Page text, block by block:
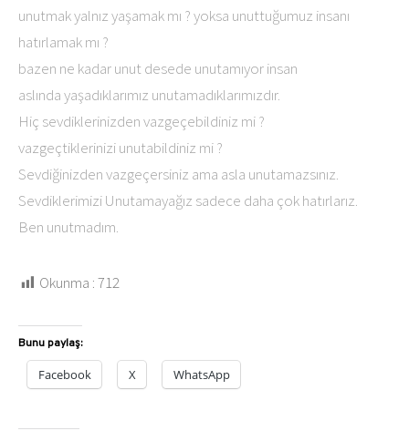
unutmak yalnız yaşamak mı ? yoksa unuttuğumuz insanı
hatırlamak mı ?
bazen ne kadar unut desede unutamıyor insan
aslında yaşadıklarımız unutamadıklarımızdır.
Hiç sevdiklerinizden vazgeçebildiniz mi ?
vazgeçtiklerinizi unutabildiniz mi ?
Sevdiğinizden vazgeçersiniz ama asla unutamazsınız.
Sevdiklerimizi Unutamayağız sadece daha çok hatırlarız.
Ben unutmadım.
Okunma :712
Bunu paylaş:
Facebook X WhatsApp